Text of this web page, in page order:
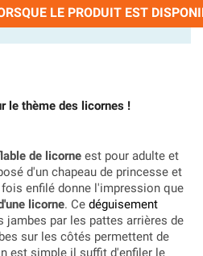
LE PRODUIT EST
le thème des licornes !
de licorne est pour adulte et
d'un chapeau de princesse et
enfilé donne l'impression que
licorne. Ce déguisement
jambes par les pattes arrières de
sur les côtés permettent de
est simple il suffit d'enfiler le